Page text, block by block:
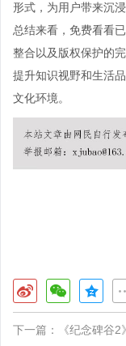
形式，为用户带来沉
总结来看，免费看看
整合以及版权保护的
提升知识视野和生活
文化环境。
下一篇： 《纪念碑谷